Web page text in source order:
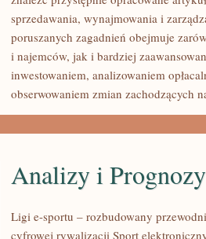
sprzedawania, wynajmowania i
poruszanych zagadnień obejmuje
i najemców, jak i bardziej
inwestowaniem, analizowaniem
obserwowaniem zmian zachodzących
Analizy i Prognozy
Ligi e-sportu – rozbudowany
cyfrowej rywalizacji Sport